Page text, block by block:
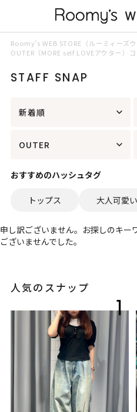
Roomy’s WEB STORE（ルーミィーズウ
OUTER（MORE self LOVEアウター）
STAFF SNAP
新着順
OUTER
おすすめのハッシュタグ
トップス 大人可愛い
申し訳ございません。お探しのキー
ございませんでした。
人気のスナップ
1